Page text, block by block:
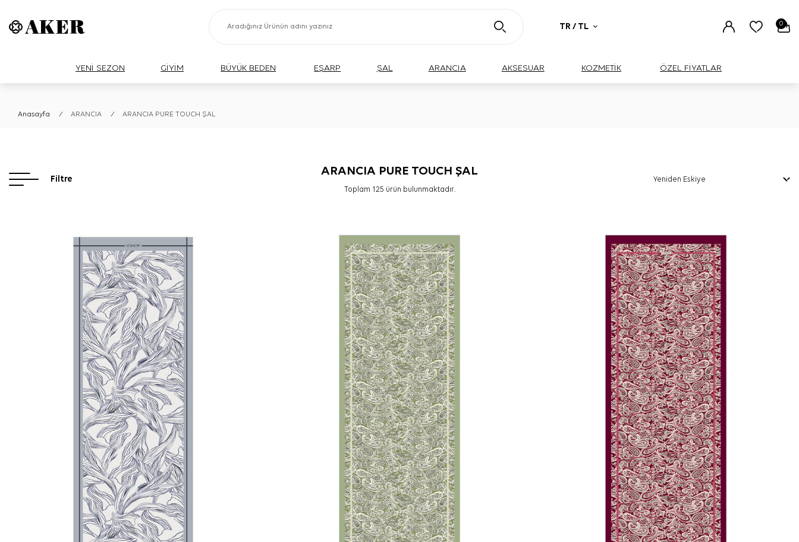
TR / TL 0
YENİ SEZON GİYİM BÜYÜK BEDEN EŞARP ŞAL ARANCIA AKSESUAR KOZMETİK ÖZEL FİYATLAR
Anasayfa / ARANCIA / ARANCIA PURE TOUCH ŞAL
Filtre
ARANCIA PURE TOUCH ŞAL
Toplam 125 ürün bulunmaktadır.